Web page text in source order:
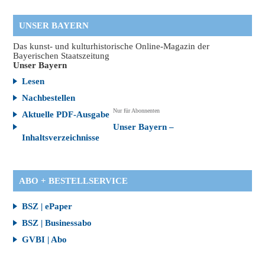
UNSER BAYERN
Das kunst- und kulturhistorische Online-Magazin der
Bayerischen Staatszeitung
Unser Bayern
Lesen
Nachbestellen
Aktuelle PDF-Ausgabe Nur für Abonnenten
Unser Bayern –
Inhaltsverzeichnisse
ABO + BESTELLSERVICE
BSZ | ePaper
BSZ | Businessabo
GVBI | Abo